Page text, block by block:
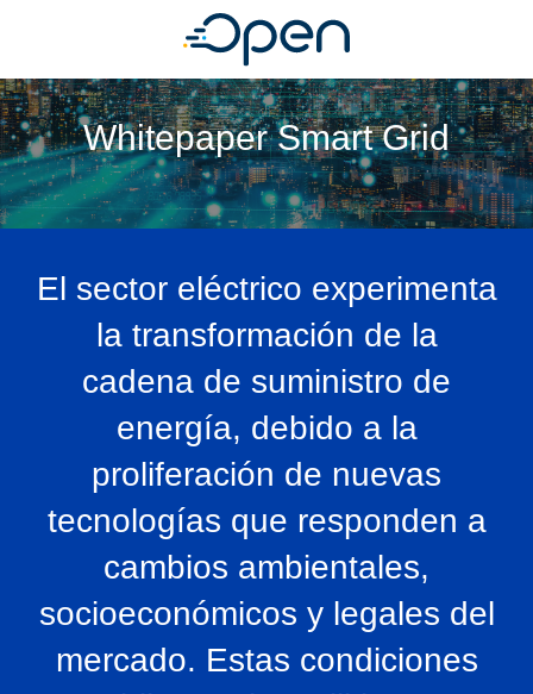
Whitepaper Smart Grid
El sector eléctrico experimenta
la transformación de la
cadena de suministro de
energía, debido a la
proliferación de nuevas
tecnologías que responden a
cambios ambientales,
socioeconómicos y legales del
mercado. Estas condiciones